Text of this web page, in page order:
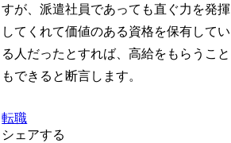
すが、派遣社員であっても直ぐ力を発揮
してくれて価値のある資格を保有してい
る人だったとすれば、高給をもらうこと
もできると断言します。
転職
シェアする